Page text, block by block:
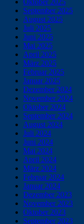
Oktober 2025
September 2025
August 2025
Juli 2025
Juni 2025
Mai 2025
April 2025
März 2025
Februar 2025
Januar 2025
Dezember 2024
November 2024
Oktober 2024
September 2024
August 2024
Juli 2024
Juni 2024
Mai 2024
April 2024
März 2024
Februar 2024
Januar 2024
Dezember 2023
November 2023
Oktober 2023
September 2023